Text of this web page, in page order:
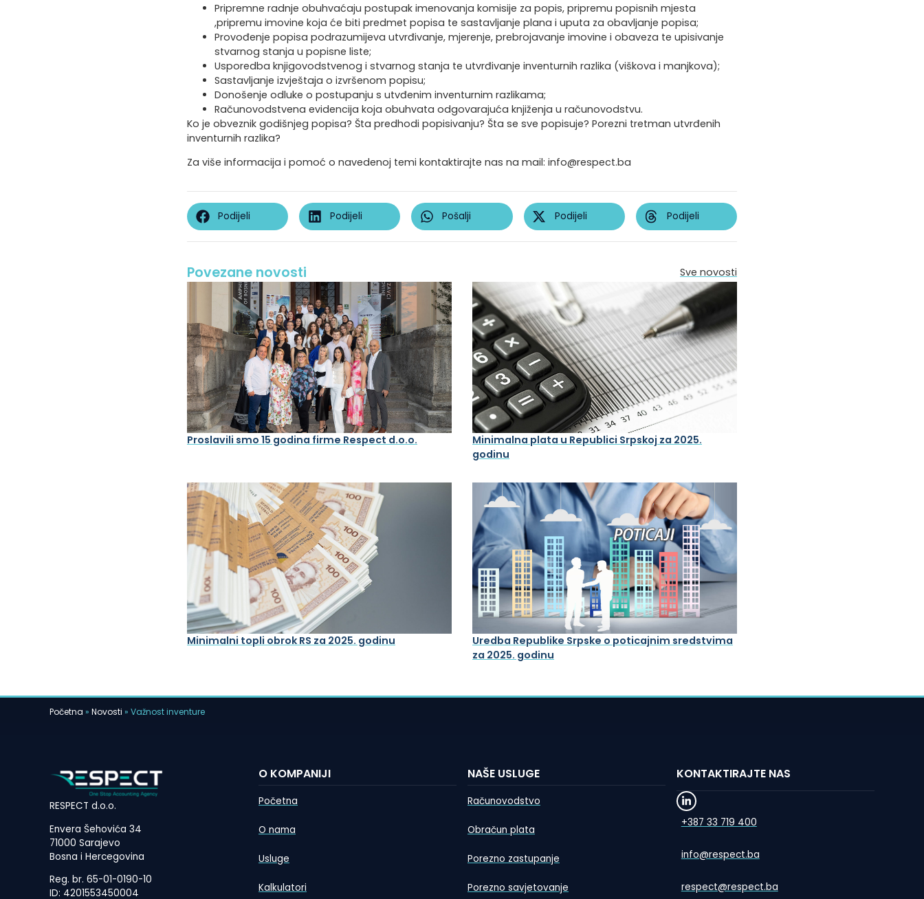
Pripremne radnje obuhvaćaju postupak imenovanja komisije za popis, pripremu popisnih mjesta
,pripremu imovine koja će biti predmet popisa te sastavljanje plana i uputa za obavljanje popisa;
Provođenje popisa podrazumijeva utvrđivanje, mjerenje, prebrojavanje imovine i obaveza te upisivanje
stvarnog stanja u popisne liste;
Usporedba knjigovodstvenog i stvarnog stanja te utvrđivanje inventurnih razlika (viškova i manjkova);
Sastavljanje izvještaja o izvršenom popisu;
Donošenje odluke o postupanju s utvđenim inventurnim razlikama;
Računovodstvena evidencija koja obuhvata odgovarajuća knjiženja u računovodstvu.
Ko je obveznik godišnjeg popisa? Šta predhodi popisivanju? Šta se sve popisuje? Porezni tretman utvrđenih
inventurnih razlika?
Za više informacija i pomoć o navedenoj temi kontaktirajte nas na mail: info@respect.ba
Podijeli Podijeli Pošalji Podijeli Podijeli
Povezane novosti Sve novosti
Proslavili smo 15 godina firme Respect d.o.o.
Minimalna plata u Republici Srpskoj za 2025.
godinu
Minimalni topli obrok RS za 2025. godinu
Uredba Republike Srpske o poticajnim sredstvima
za 2025. godinu
Početna » Novosti » Važnost inventure
RESPECT d.o.o.
Envera Šehovića 34
71000 Sarajevo
Bosna i Hercegovina
Reg. br. 65-01-0190-10
ID: 4201553450004
O KOMPANIJI
Početna
O nama
Usluge
Kalkulatori
NAŠE USLUGE
Računovodstvo
Obračun plata
Porezno zastupanje
Porezno savjetovanje
KONTAKTIRAJTE NAS
+387 33 719 400
info@respect.ba
respect@respect.ba